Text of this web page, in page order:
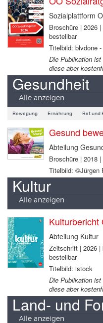
Sozialplattform
Broschüre | 2026
bestellbar
Titelbild: blvdone
Die Publikation
diese aber
Gesundheit
Alle anzeigen
Bewegung Ernährung Rat und
Gesund
Abteilung
Broschüre | 2018
Titelbild: ©Jürgen
Kultur
Alle anzeigen
Kulturbericht
Abteilung Kultur
Zeitschrift | 2026
bestellbar
Titelbild: istock
Die Publikation
diese aber
Land- und
Alle anzeigen